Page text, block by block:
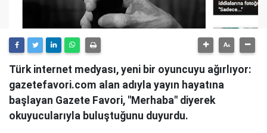
Türk internet medyası, yeni bir oyuncuyu ağırlıyor:
gazetefavori.com alan adıyla yayın hayatına
başlayan Gazete Favori, "Merhaba" diyerek
okuyucularıyla buluştuğunu duyurdu.